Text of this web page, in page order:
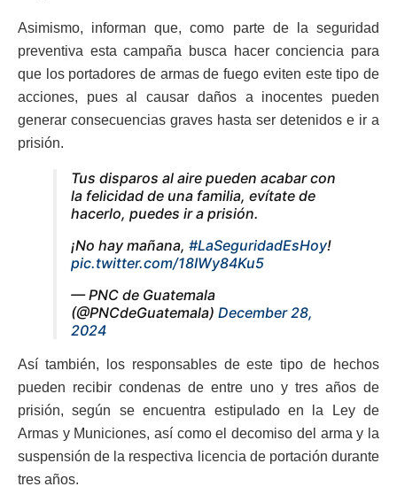
Asimismo, informan que, como parte de la seguridad
preventiva esta campaña busca hacer conciencia para
que los portadores de armas de fuego eviten este tipo de
acciones, pues al causar daños a inocentes pueden
generar consecuencias graves hasta ser detenidos e ir a
prisión.
Tus disparos al aire pueden acabar con
la felicidad de una familia, evítate de
hacerlo, puedes ir a prisión.
¡No hay mañana, #LaSeguridadEsHoy!
pic.twitter.com/18IWy84Ku5
— PNC de Guatemala
(@PNCdeGuatemala) December 28,
2024
Así también, los responsables de este tipo de hechos
pueden recibir condenas de entre uno y tres años de
prisión, según se encuentra estipulado en la Ley de
Armas y Municiones, así como el decomiso del arma y la
suspensión de la respectiva licencia de portación durante
tres años.